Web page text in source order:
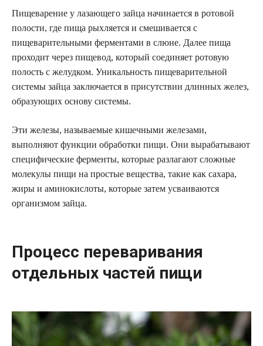
Пищеварение у лазающего зайца начинается в ротовой
полости, где пища рыхляется и смешивается с
пищеварительными ферментами в слюне. Далее пища
проходит через пищевод, который соединяет ротовую
полость с желудком. Уникальность пищеварительной
системы зайца заключается в присутствии длинных желез,
образующих основу системы.
Эти железы, называемые кишечными железами,
выполняют функции обработки пищи. Они вырабатывают
специфические ферменты, которые разлагают сложные
молекулы пищи на простые вещества, такие как сахара,
жиры и аминокислоты, которые затем усваиваются
организмом зайца.
Процесс переваривания
отдельных частей пищи